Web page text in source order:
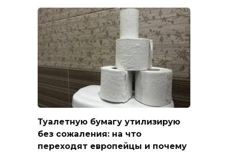
Туалетную бумагу утилизирую
без сожаления: на что
переходят европейцы и почему